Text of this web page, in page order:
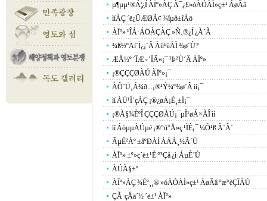
µ¶µµ¹®Á¦¿Í ÀÏº»ÀÇ À¯¿£»óÀÓÀÌ»ç±¹ ÁøÃâ
ìíÀÇ ´ë¿ÜÆØÃ¢ ¾îµð±îÁö
ÀÏº» ¹ÎÁ·ÁÖÀÇÀÇ »Ñ¸®¿Í ¿À´Ã
¾ß½ºÄí´Ï¿¡´Â Àü¹üÀÌ ¾ø´Ù?
ÆÅ½º ´ÏÆ÷´ÏÄ«¡¯ ²Þ²Ù´Â ÀÏº»
¡®ÇÇÇØÀÚ ÀÏº»¡¯
ÀÕ´Ü¸Á¾ð...¡®¹Ý¼º¾ø´Â ìí¡¯
ìí ÀÚ¹Î´çÀÇ ¡®¿øÁ¡È¸±Í¡¯
¡®À§¾ÈºÎ ÇÇÇØÀÚ¡¯µÎ¹øÁ×ÀÎ ìí
ìí ÁöµµÀÚµé ¡®°ú°Å»ç ¹ÌÈ­¡¯ ¼Õ¹ß Ã´Ã´
ÃµÈ²Àº ±âºÐÀÌ ÁÁÀ¸½Ã´Ù
ÀÏº» ±º»ç´ë±¹È­ °³Çå ¿ì·ÁµÈ´Ù
ÀÚÀ§±º
ÀÏº»ÀÇ ¾Èº¸¸® »óÀÓÀÌ»ç±¹ ÁøÃâ °æ°èÇÏÀÚ
ÇÃ·çÅä´½ ´ë±¹ ÀÏº»